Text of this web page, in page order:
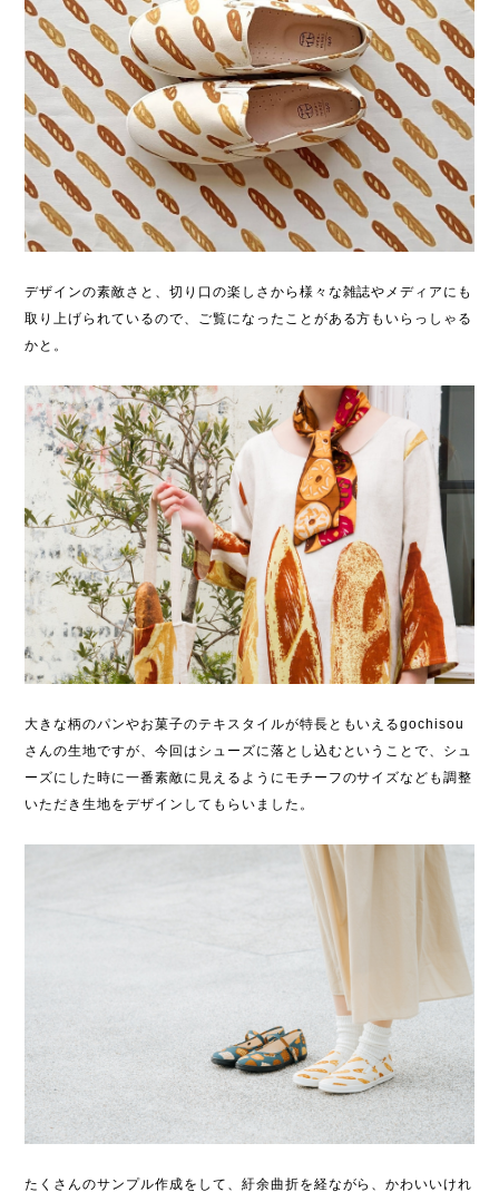
デザインの素敵さと、切り口の楽しさから様々な雑誌やメディアにも
取り上げられているので、ご覧になったことがある方もいらっしゃる
かと。
大きな柄のパンやお菓子のテキスタイルが特長ともいえるgochisou
さんの生地ですが、今回はシューズに落とし込むということで、シュ
ーズにした時に一番素敵に見えるようにモチーフのサイズなども調整
いただき生地をデザインしてもらいました。
たくさんのサンプル作成をして、紆余曲折を経ながら、かわいいけれ